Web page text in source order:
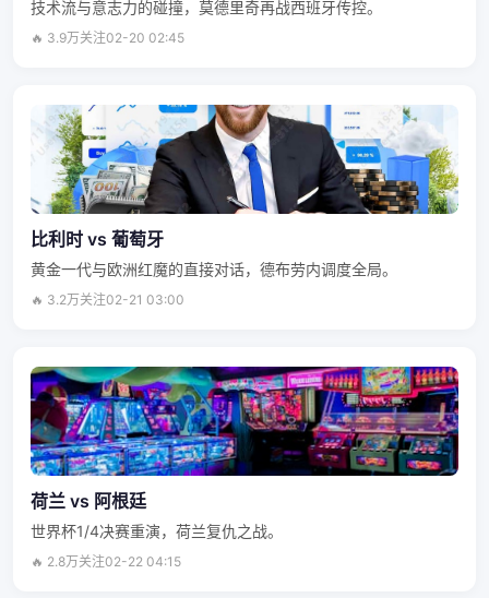
技术流与意志力的碰撞，莫德里奇再战西班牙传控。
🔥 3.9万关注02-20 02:45
比利时 vs 葡萄牙
黄金一代与欧洲红魔的直接对话，德布劳内调度全局。
🔥 3.2万关注02-21 03:00
荷兰 vs 阿根廷
世界杯1/4决赛重演，荷兰复仇之战。
🔥 2.8万关注02-22 04:15